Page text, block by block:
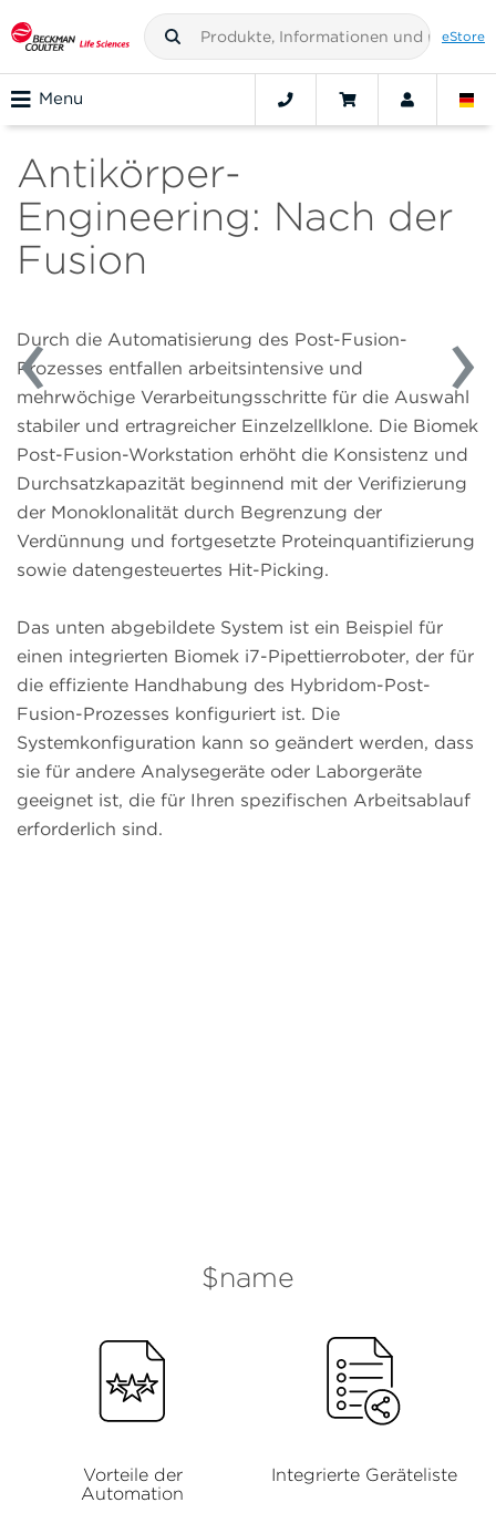
eStore
Menu
Antikörper-
Engineering: Nach der
Fusion
Durch die Automatisierung des Post-Fusion-
Prozesses entfallen arbeitsintensive und
mehrwöchige Verarbeitungsschritte für die Auswahl
stabiler und ertragreicher Einzelzellklone. Die Biomek
Post-Fusion-Workstation erhöht die Konsistenz und
Durchsatzkapazität beginnend mit der Verifizierung
der Monoklonalität durch Begrenzung der
Verdünnung und fortgesetzte Proteinquantifizierung
sowie datengesteuertes Hit-Picking.
Das unten abgebildete System ist ein Beispiel für
einen integrierten Biomek i7-Pipettierroboter, der für
die effiziente Handhabung des Hybridom-Post-
Fusion-Prozesses konfiguriert ist. Die
Systemkonfiguration kann so geändert werden, dass
sie für andere Analysegeräte oder Laborgeräte
geeignet ist, die für Ihren spezifischen Arbeitsablauf
erforderlich sind.
$name
Vorteile der
Automation
Integrierte Geräteliste